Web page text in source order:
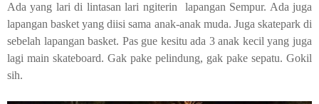
Ada yang lari di lintasan lari ngiterin lapangan Sempur. Ada juga
lapangan basket yang diisi sama anak-anak muda. Juga skatepark di
sebelah lapangan basket. Pas gue kesitu ada 3 anak kecil yang juga
lagi main skateboard. Gak pake pelindung, gak pake sepatu. Gokil
sih.